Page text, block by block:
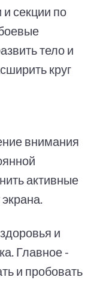
секции по
тело и
круг
внимания
активные
и
Главное -
и пробовать